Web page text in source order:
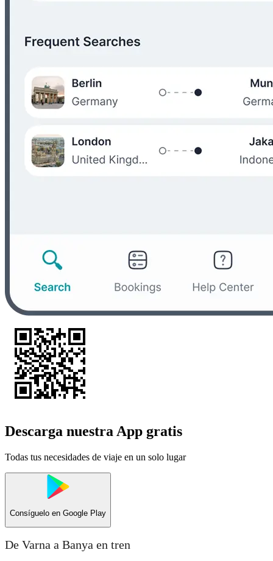
Descarga nuestra App gratis
Todas tus necesidades de viaje en un solo lugar
Consíguelo en Google Play
De Varna a Banya en tren